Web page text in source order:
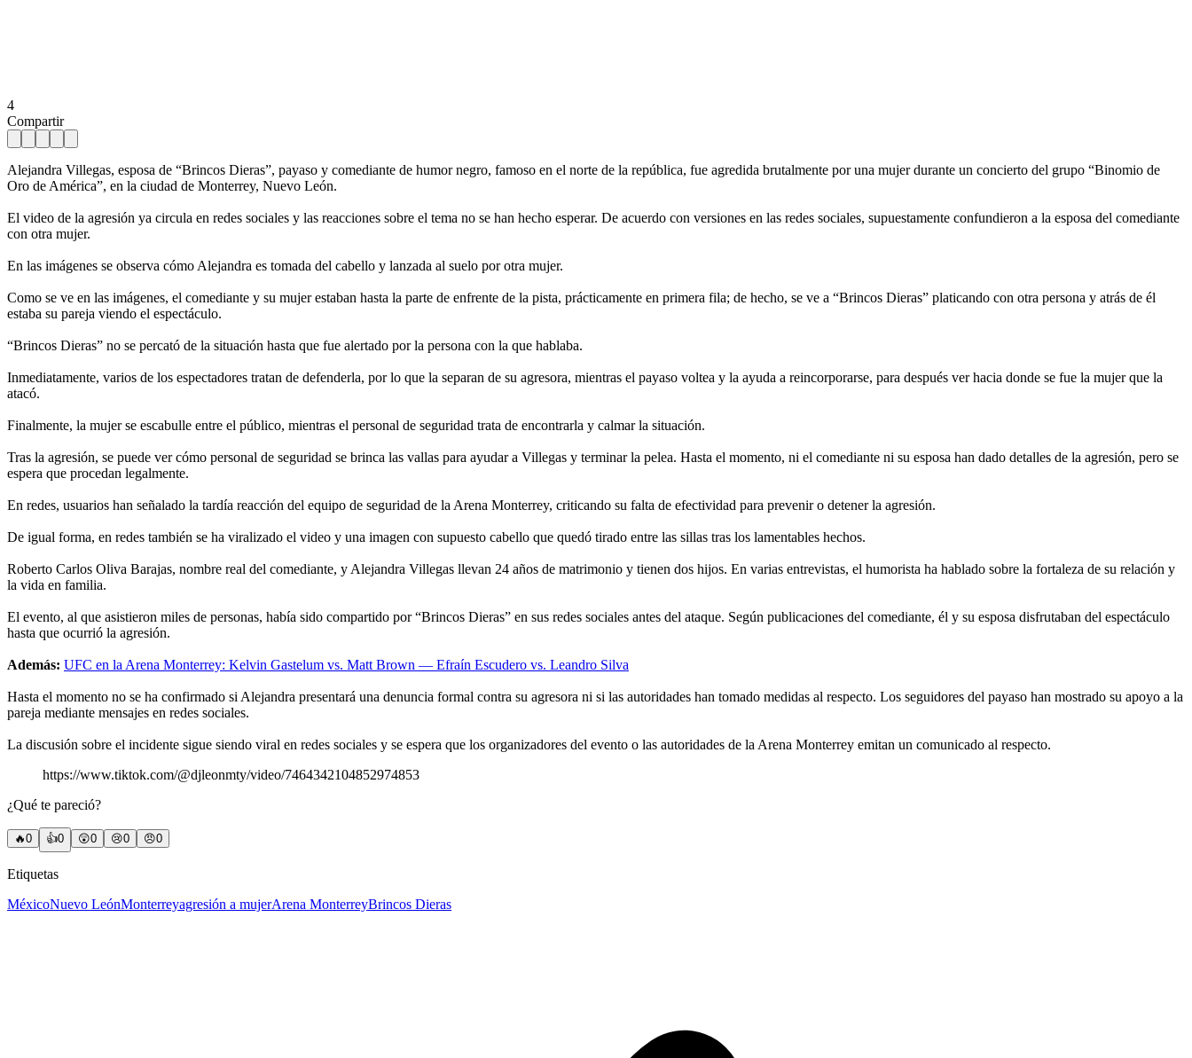
4
Compartir
Alejandra Villegas, esposa de “Brincos Dieras”, payaso y comediante de humor negro, famoso en el norte de la república, fue agredida brutalmente por una mujer durante un concierto del grupo “Binomio de
Oro de América”, en la ciudad de Monterrey, Nuevo León.
El video de la agresión ya circula en redes sociales y las reacciones sobre el tema no se han hecho esperar. De acuerdo con versiones en las redes sociales, supuestamente confundieron a la esposa del comediante
con otra mujer.
En las imágenes se observa cómo Alejandra es tomada del cabello y lanzada al suelo por otra mujer.
Como se ve en las imágenes, el comediante y su mujer estaban hasta la parte de enfrente de la pista, prácticamente en primera fila; de hecho, se ve a “Brincos Dieras” platicando con otra persona y atrás de él
estaba su pareja viendo el espectáculo.
“Brincos Dieras” no se percató de la situación hasta que fue alertado por la persona con la que hablaba.
Inmediatamente, varios de los espectadores tratan de defenderla, por lo que la separan de su agresora, mientras el payaso voltea y la ayuda a reincorporarse, para después ver hacia donde se fue la mujer que la
atacó.
Finalmente, la mujer se escabulle entre el público, mientras el personal de seguridad trata de encontrarla y calmar la situación.
Tras la agresión, se puede ver cómo personal de seguridad se brinca las vallas para ayudar a Villegas y terminar la pelea. Hasta el momento, ni el comediante ni su esposa han dado detalles de la agresión, pero se
espera que procedan legalmente.
En redes, usuarios han señalado la tardía reacción del equipo de seguridad de la Arena Monterrey, criticando su falta de efectividad para prevenir o detener la agresión.
De igual forma, en redes también se ha viralizado el video y una imagen con supuesto cabello que quedó tirado entre las sillas tras los lamentables hechos.
Roberto Carlos Oliva Barajas, nombre real del comediante, y Alejandra Villegas llevan 24 años de matrimonio y tienen dos hijos. En varias entrevistas, el humorista ha hablado sobre la fortaleza de su relación y
la vida en familia.
El evento, al que asistieron miles de personas, había sido compartido por “Brincos Dieras” en sus redes sociales antes del ataque. Según publicaciones del comediante, él y su esposa disfrutaban del espectáculo
hasta que ocurrió la agresión.
Además: UFC en la Arena Monterrey: Kelvin Gastelum vs. Matt Brown — Efraín Escudero vs. Leandro Silva
Hasta el momento no se ha confirmado si Alejandra presentará una denuncia formal contra su agresora ni si las autoridades han tomado medidas al respecto. Los seguidores del payaso han mostrado su apoyo a la
pareja mediante mensajes en redes sociales.
La discusión sobre el incidente sigue siendo viral en redes sociales y se espera que los organizadores del evento o las autoridades de la Arena Monterrey emitan un comunicado al respecto.
https://www.tiktok.com/@djleonmty/video/7464342104852974853
¿Qué te pareció?
🔥0 👍0 😲0 😢0 😠0
Etiquetas
MéxicoNuevo LeónMonterreyagresión a mujerArena MonterreyBrincos Dieras